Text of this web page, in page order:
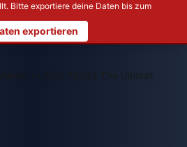
Bitte exportiere deine Daten bis zum
exportieren
LEGO 76084 The Ultimate